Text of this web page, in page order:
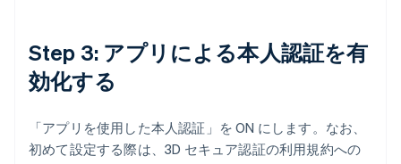
Step 3: アプリによる本人認証を有
効化する
「アプリを使用した本人認証」を ON にします。なお、
初めて設定する際は、3D セキュア認証の利用規約への